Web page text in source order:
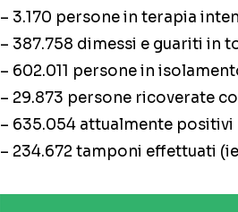
– 3.170 persone in terapia
– 387.758 dimessi e guariti in
– 602.011 persone in
– 29.873 persone ricoverate
– 635.054 attualmente positivi
– 234.672 tamponi effettuati